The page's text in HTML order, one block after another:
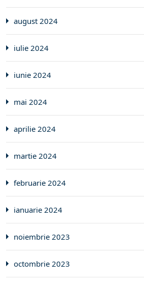
august 2024
iulie 2024
iunie 2024
mai 2024
aprilie 2024
martie 2024
februarie 2024
ianuarie 2024
noiembrie 2023
octombrie 2023